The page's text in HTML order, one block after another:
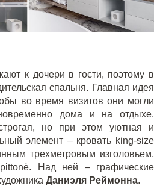
к дочери в гости, поэтому в
спальня. Главная идея
во время визитов они могли
дома и на отдыхе.
но при этом уютная и
элемент – кровать king-size
трехметровым изголовьем,
è. Над ней – графические
Даниэля Реймонна.